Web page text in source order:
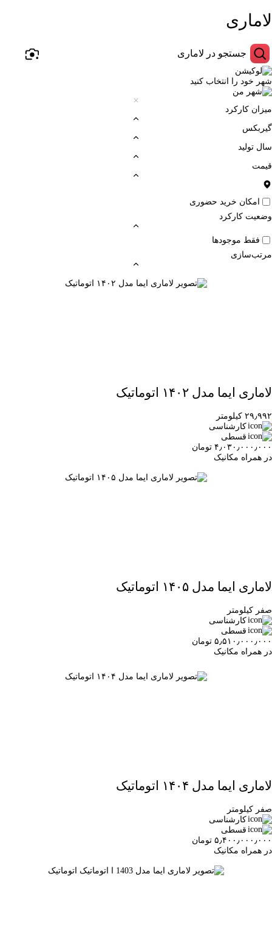
لاماری
شهر خود را انتخاب کنید
میزان کارکرد
گیربکس
سال تولید
قیمت
امکان خرید حضوری
وضعیت کارکرد
فقط موجودها
مرتب‌سازی
لاماری ایما مدل ۱۴۰۲ اتوماتیک
۲۹٫۹۹۲ کیلومتر
کارشناسی
قسطی
۴٫۰۳۰٫۰۰۰٫۰۰۰ تومان
در همراه مکانیک
لاماری ایما مدل ۱۴۰۵ اتوماتیک
صفر کیلومتر
کارشناسی
قسطی
۵٫۵۱۰٫۰۰۰٫۰۰۰ تومان
در همراه مکانیک
لاماری ایما مدل ۱۴۰۴ اتوماتیک
صفر کیلومتر
کارشناسی
قسطی
۵٫۴۰۰٫۰۰۰٫۰۰۰ تومان
در همراه مکانیک